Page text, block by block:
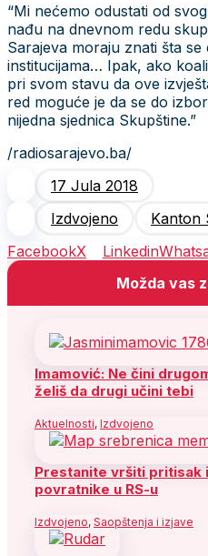
“Mi nećemo odustati od
nađu na dnevnom redu
Sarajeva moraju znati šta se
institucijama… Ipak, ako
pri svom stavu da ove
red moguće je da se do
nijedna sjednica Skupštine.”
/radiosarajevo.ba/
17 Jula 2018
Izdvojeno
Kanton
FacebookX Linkedin
Možda vas
Imamović: Ne čini
želiš da drugi učini tebi
Aktuelnosti, Izdvojeno
Prestanite vršiti pritisak
povratnike u RS-u
Izdvojeno, Saopštenja i izjave